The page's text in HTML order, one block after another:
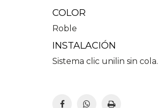
COLOR
Roble
INSTALACIÓN
Sistema clic unilin sin cola.